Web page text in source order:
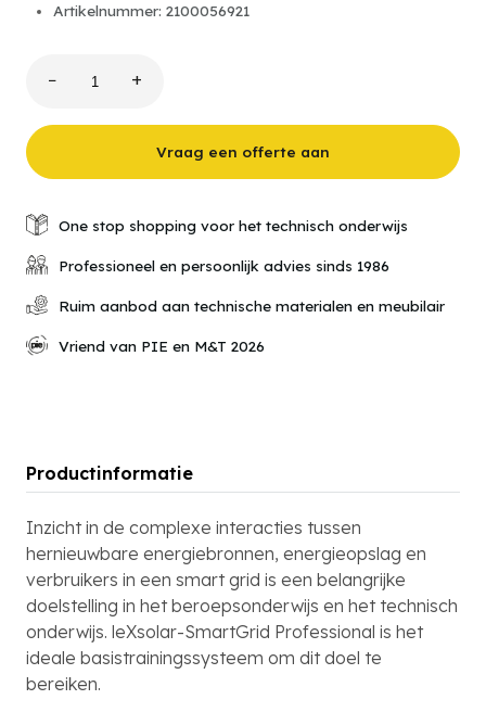
Artikelnummer: 2100056921
−
leXsolar-
Professional
+
Vraag een offerte aan
One stop shopping voor het technisch onderwijs
Professioneel en persoonlijk advies sinds 1986
Ruim aanbod aan technische materialen en meubilair
Vriend van PIE en M&T 2026
Productinformatie
Inzicht in de complexe interacties tussen
hernieuwbare energiebronnen, energieopslag en
verbruikers in een smart grid is een belangrijke
doelstelling in het beroepsonderwijs en het technisch
onderwijs. leXsolar-SmartGrid Professional is het
ideale basistrainingssysteem om dit doel te
bereiken.